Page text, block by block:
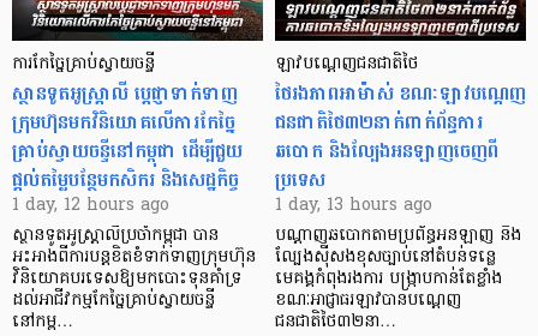
ការកែច្នៃគ្រាប់ស្វាយចន្ទី
ស្ថានទូតអូស្ត្រាលី ប្តេជ្ញាទាក់ទាញ
ក្រុមហ៊ុនមក​វិនិយោគលើការកែច្នៃ
គ្រាប់ស្វាយចន្ទីនៅកម្ពុជា ដើម្បីជួយ
ផ្តល់តម្លៃបន្ថែមកសិករ និងសេដ្ឋកិច្ច
1 day, 12 hours ago
ស្ថានទូតអូស្ត្រាលីប្រចាំកម្ពុជា បាន
អះអាងពីការបន្តខិតខំទាក់ទាញក្រុមហ៊ុន
វិនិយោគបរទេសឱ្យមកបោះទុនគាំទ្រ
ដល់អាជីវកម្មកែច្នៃគ្រាប់ស្វាយចន្ទី
នៅកម្ព…
ឡាវបណ្តេញជនជាតិថៃ
ថៃរងភាពអាម៉ាស់ ខណៈឡាវបណ្តេញ
ជនជាតិថៃ៣២នាក់ពាក់ព័ន្ធការ
ឆបោក និងល្បែងអនឡាញចេញពី
ប្រទេស
1 day, 13 hours ago
បណ្តាញឆបោកតាមប្រព័ន្ធអនឡាញ និង
ល្បែងស៊ីសងខុសច្បាប់នៅតំបន់ទន្លេ
មេគង្គកំពុងរងការ បង្ក្រាប​កាន់តែខ្លាំង
ខណៈអាជ្ញាធរឡាវបានបណ្តេញ
ជនជាតិថៃ៣២នា…